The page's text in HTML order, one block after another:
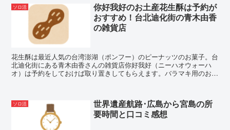
ソロ活
你好我好のお土産花生酥は予約が
おすすめ！台北迪化街の青木由香
の雑貨店
花生酥は最近人気の台湾澎湖（ポンフー）のピーナッツのお菓子。台
北迪化街にある青木由香さんの雑貨店你好我好（ニーハオウォーハ
オ）は予約をしておけば取り置きしてもらえます。バラマキ用のお土
ソロ活
世界遺産航路･広島から宮島の所
要時間と口コミ感想